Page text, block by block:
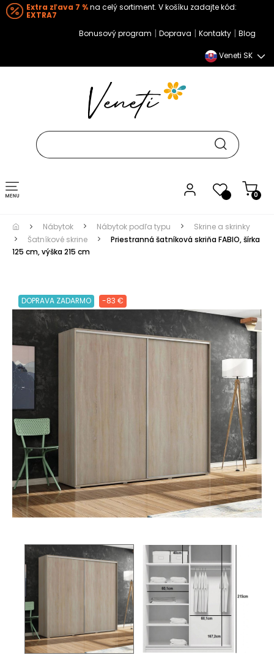
Extra zľava 7 %na celý sortiment. V košíku zadajte kód:
EXTRA7
Bonusový program | Doprava | Kontakty | Blog
Veneti SK
0
Toggle navigation
Nábytok Nábytok podľa typu
Skrine a skrinky
Šatníkové skrine
Priestranná šatníková skriňa FABIO, šírka
125 cm, výška 215 cm
DOPRAVA ZADARMO -83 €